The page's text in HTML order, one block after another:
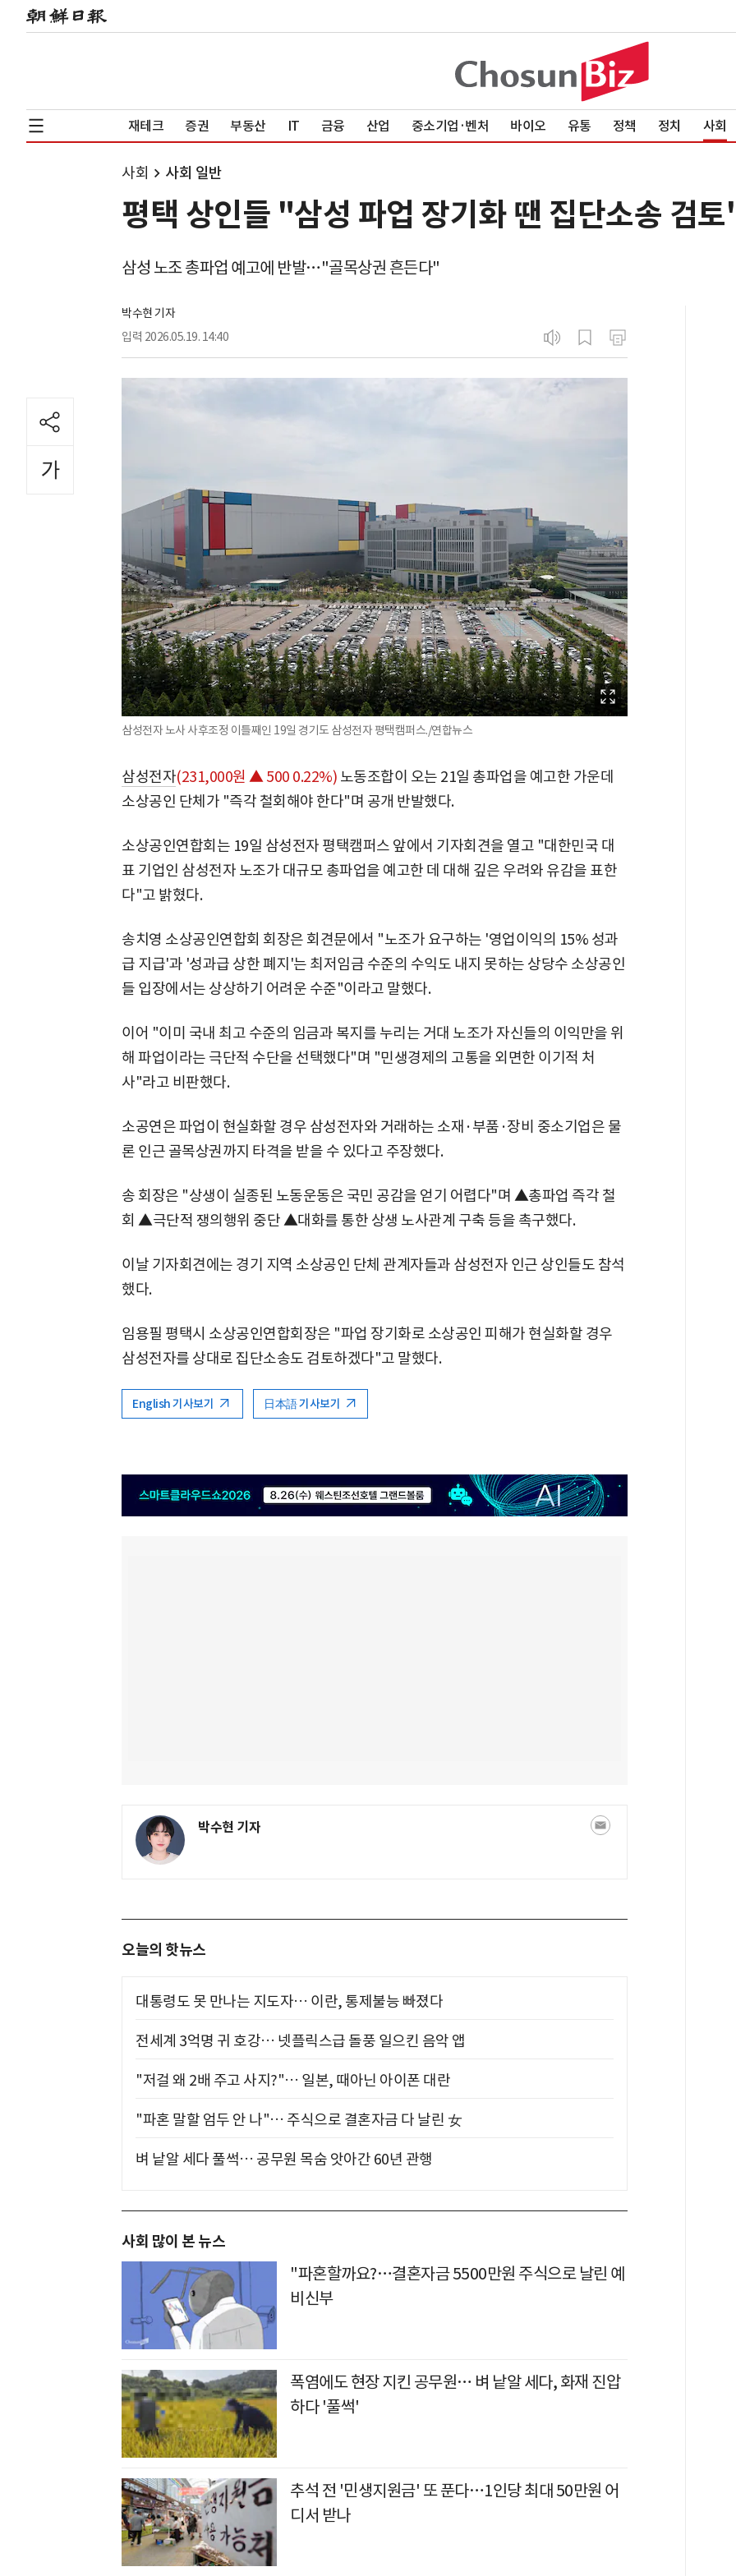
재테크 증권 부동산 IT 금융 산업 중소기업·벤처 바이오 유통 정책 정치 사회
사회 사회 일반
평택 상인들 "삼성 파업 장기화 땐 집단소송 검
삼성 노조 총파업 예고에 반발…"골목상권 흔든다"
박수현 기자
입력 2026.05.19. 14:40
삼성전자 노사 사후조정 이틀째인 19일 경기도 삼성전자 평택캠퍼스./연합뉴스
삼성전자(231,000원 ▲ 500 0.22%) 노동조합이 오는 21일 총파업을 예고한 가운데
소상공인 단체가 "즉각 철회해야 한다"며 공개 반발했다.
소상공인연합회는 19일 삼성전자 평택캠퍼스 앞에서 기자회견을 열고 "대한민국 대
표 기업인 삼성전자 노조가 대규모 총파업을 예고한 데 대해 깊은 우려와 유감을 표한
다"고 밝혔다.
송치영 소상공인연합회 회장은 회견문에서 "노조가 요구하는 '영업이익의 15% 성과
급 지급'과 '성과급 상한 폐지'는 최저임금 수준의 수익도 내지 못하는 상당수 소상공인
들 입장에서는 상상하기 어려운 수준"이라고 말했다.
이어 "이미 국내 최고 수준의 임금과 복지를 누리는 거대 노조가 자신들의 이익만을 위
해 파업이라는 극단적 수단을 선택했다"며 "민생경제의 고통을 외면한 이기적 처
사"라고 비판했다.
소공연은 파업이 현실화할 경우 삼성전자와 거래하는 소재·부품·장비 중소기업은 물
론 인근 골목상권까지 타격을 받을 수 있다고 주장했다.
송 회장은 "상생이 실종된 노동운동은 국민 공감을 얻기 어렵다"며 ▲총파업 즉각 철
회 ▲극단적 쟁의행위 중단 ▲대화를 통한 상생 노사관계 구축 등을 촉구했다.
이날 기자회견에는 경기 지역 소상공인 단체 관계자들과 삼성전자 인근 상인들도 참석
했다.
임용필 평택시 소상공인연합회장은 "파업 장기화로 소상공인 피해가 현실화할 경우
삼성전자를 상대로 집단소송도 검토하겠다"고 말했다.
English 기사보기 日本語 기사보기
박수현 기자
오늘의 핫뉴스
대통령도 못 만나는 지도자… 이란, 통제불능 빠졌다
전세계 3억명 귀 호강… 넷플릭스급 돌풍 일으킨 음악 앱
"저걸 왜 2배 주고 사지?"… 일본, 때아닌 아이폰 대란
"파혼 말할 엄두 안 나"… 주식으로 결혼자금 다 날린 女
벼 낱알 세다 풀썩… 공무원 목숨 앗아간 60년 관행
사회 많이 본 뉴스
"파혼할까요?…결혼자금 5500만원 주식으로 날린 예
비신부
폭염에도 현장 지킨 공무원… 벼 낱알 세다, 화재 진압
하다 '풀썩'
추석 전 '민생지원금' 또 푼다…1인당 최대 50만원 어
디서 받나